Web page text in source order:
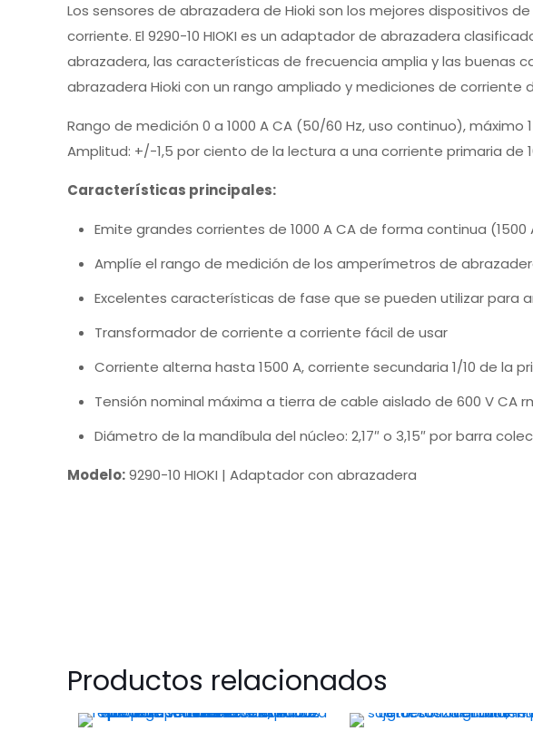
Los sensores de abrazadera de Hioki son los mejores dispositivos
corriente. El 9290-10 HIOKI es un adaptador de abrazadera
abrazadera, las características de frecuencia amplia y las buenas
abrazadera Hioki con un rango ampliado y mediciones de corriente
Rango de medición 0 a 1000 A CA (50/60 Hz, uso continuo), máximo
Amplitud: +/-1,5 por ciento de la lectura a una corriente primaria de
Características principales:
Emite grandes corrientes de 1000 A CA de forma continua
Amplíe el rango de medición de los amperímetros de
Excelentes características de fase que se pueden utilizar para
Transformador de corriente a corriente fácil de usar
Corriente alterna hasta 1500 A, corriente secundaria 1/10 de la
Tensión nominal máxima a tierra de cable aislado de 600 V CA
Diámetro de la mandíbula del núcleo: 2,17″ o 3,15″ por barra
Modelo:9290-10 HIOKI | Adaptador con abrazadera
Productos relacionados